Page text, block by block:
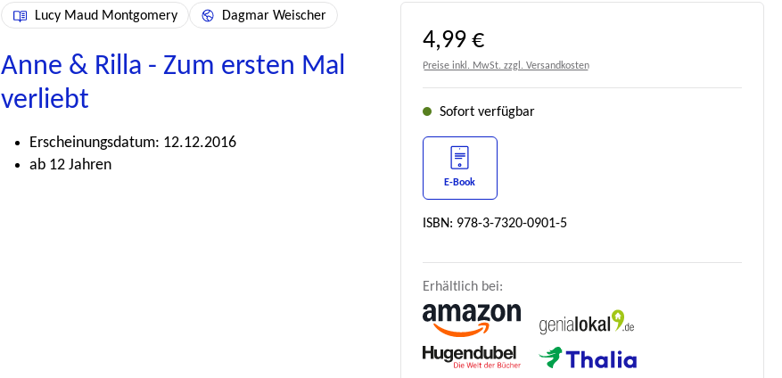
Lucy Maud Montgomery Dagmar Weischer
Anne & Rilla - Zum ersten Mal
verliebt
Erscheinungsdatum: 12.12.2016
ab 12 Jahren
Regulärer Preis:
4,99 €
Preise inkl. MwSt. zzgl. Versandkosten
Sofort verfügbar
E-Book
ISBN: 978-3-7320-0901-5
Erhältlich bei: